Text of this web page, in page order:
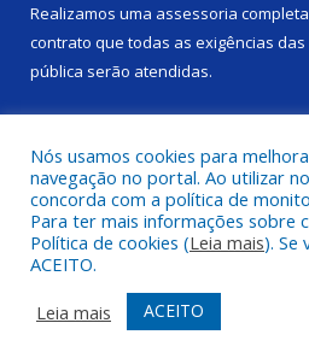
Realizamos uma assessoria
contrato que todas as exigências das
pública serão atendidas.
Todos os direitos reservados a
Mapa do Site
Acessar Área
Acessar Webmail
Nós usamos cookies para
navegação no portal. Ao utilizar
concorda com a política de
Para ter mais informações sobre
Política de cookies (Leia mais). Se
ACEITO.
Leia mais
ACEITO